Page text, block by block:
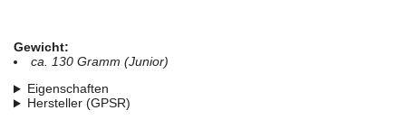
Gewicht:
ca. 130 Gramm (Junior)
Eigenschaften
Hersteller (GPSR)